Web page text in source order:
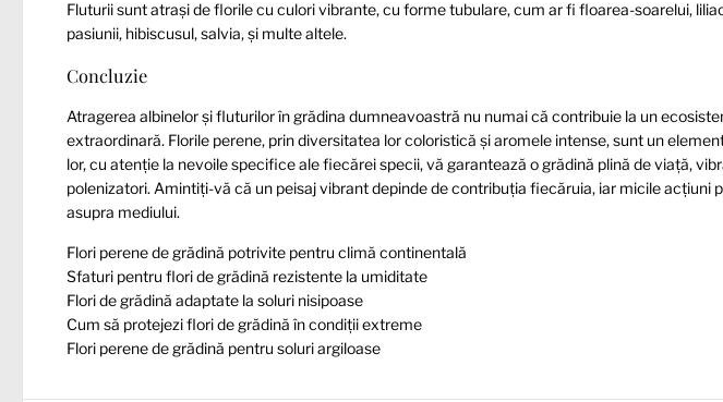
Fluturii sunt atrași de florile cu culori vibrante, cu forme tubulare, cum ar fi floarea-soarelui,
pasiunii, hibiscusul, salvia, și multe altele.
Concluzie
Atragerea albinelor și fluturilor în grădina dumneavoastră nu numai că contribuie la un
extraordinară. Florile perene, prin diversitatea lor coloristică și aromele intense, sunt un
lor, cu atenție la nevoile specifice ale fiecărei specii, vă garantează o grădină plină de viață,
polenizatori. Amintiți-vă că un peisaj vibrant depinde de contribuția fiecăruia, iar micile acțiuni
asupra mediului.
Flori perene de grădină potrivite pentru climă continentală
Sfaturi pentru flori de grădină rezistente la umiditate
Flori de grădină adaptate la soluri nisipoase
Cum să protejezi flori de grădină în condiții extreme
Flori perene de grădină pentru soluri argiloase